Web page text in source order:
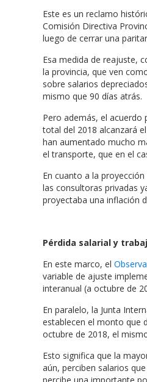
Este es un reclamo
Comisión Directiva
luego de cerrar una
Esa medida de reajuste,
la provincia, que ven
sobre salarios
mismo que 90 días atrás.
Pero además, el
total del 2018 alcanzará
han aumentado mucho
el transporte, que en el
En cuanto a la
las consultoras privadas
proyectaba una inflación
Pérdida salarial y
En este marco, el
variable de ajuste
interanual (a octubre de
En paralelo, la Junta
establecen el monto que
octubre de 2018, el
Esto significa que la
aún, perciben salarios